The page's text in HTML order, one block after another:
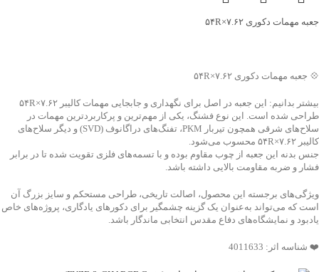
جعبه مهمات دکوری ۷.۶۲×۵۴R
💠 جعبه مهمات دکوری ۷.۶۲×۵۴R
بیشتر بدانیم: این جعبه در اصل برای نگهداری و جابجایی مهمات کالیبر ۷.۶۲×۵۴R
طراحی شده است. این نوع فشنگ، یکی از مهم‌ترین و پرکاربردترین مهمات در
سلاح‌های شرقی همچون تیربار PKM، تفنگ‌های دراگانوف (SVD) و دیگر سلاح‌های
کالیبر ۷.۶۲×۵۴R محسوب می‌شود.
جنس بدنه این جعبه از چوب مقاوم بوده و با تسمه‌های فلزی تقویت شده تا در برابر
فشار و ضربه مقاومت بالایی داشته باشد.
ویژگی‌های برجسته این محصول، اصالت تاریخی، طراحی مستحکم و سایز بزرگ آن
است که می‌تواند به‌عنوان یک گزینه چشمگیر برای دکورهای یادگاری، پروژه‌های خاص
یادبود و نمایشگاه‌های دفاع مقدس انتخابی ماندگار باشد.
❤️ شناسه اثر: 4011633